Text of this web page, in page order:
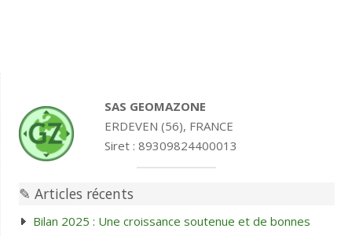
SAS GEOMAZONE
ERDEVEN (56), FRANCE
Siret : 89309824400013
✎ Articles récents
Bilan 2025 : Une croissance soutenue et de bonnes